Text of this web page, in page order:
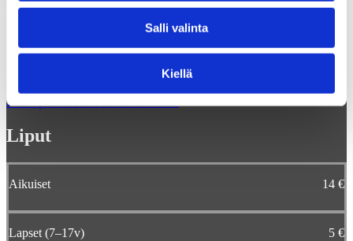
Salli valinta
Kiellä
(suljettu juhannuksena)
Katso poikkeukset aukioloaikoihin
Liput
Aikuiset 14 €
Lapset (7–17v) 5 €